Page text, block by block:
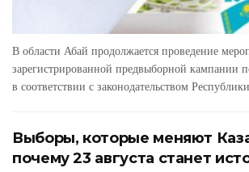
В области Абай продолжается проведение
зарегистрированной предвыборной кампании
в соответствии с законодательством
Выборы, которые меняют
почему 23 августа станет